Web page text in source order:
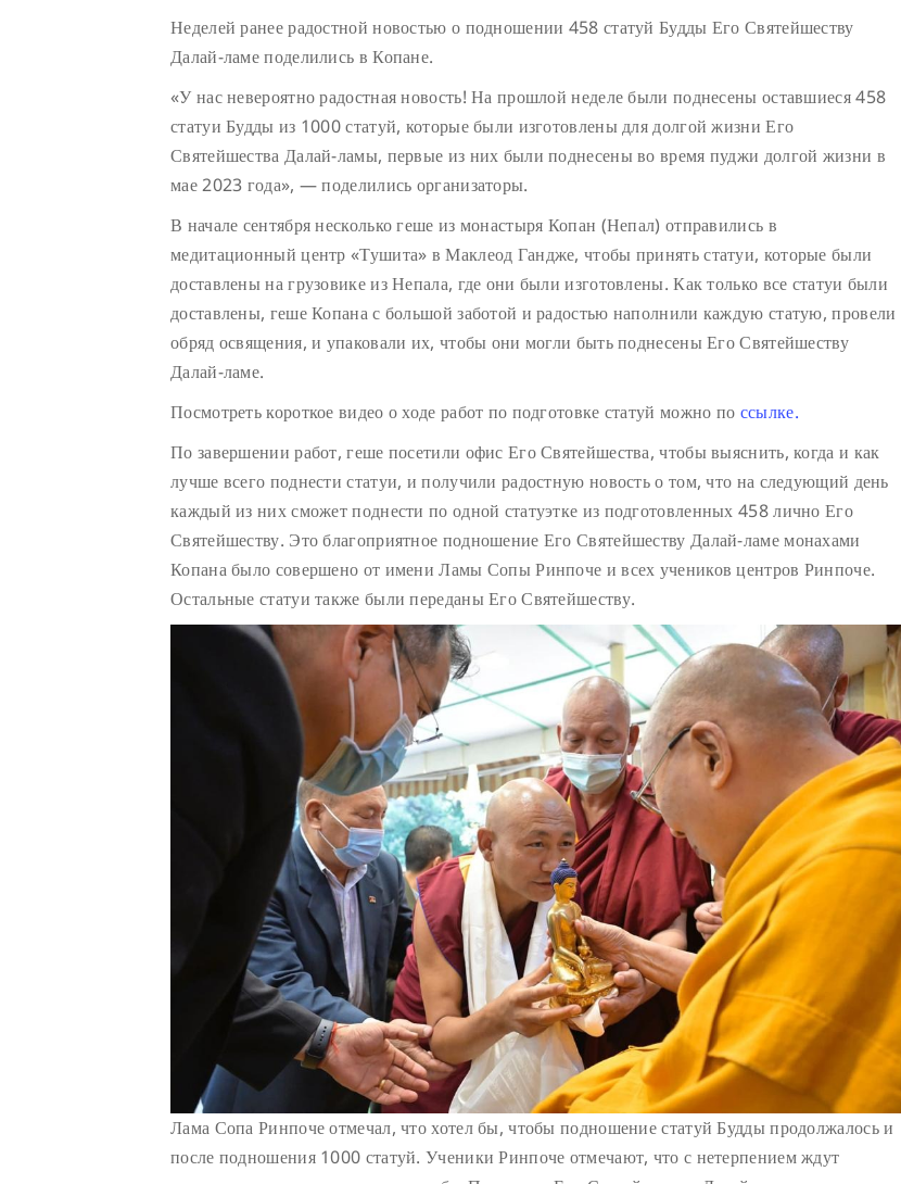
Неделей ранее радостной новостью о подношении 458 статуй Будды Его Святейшеству
Далай-ламе поделились в Копане.
«У нас невероятно радостная новость! На прошлой неделе были поднесены оставшиеся 458
статуи Будды из 1000 статуй, которые были изготовлены для долгой жизни Его
Святейшества Далай-ламы, первые из них были поднесены во время пуджи долгой жизни в
мае 2023 года», — поделились организаторы.
В начале сентября несколько геше из монастыря Копан (Непал) отправились в
медитационный центр «Тушита» в Маклеод Гандже, чтобы принять статуи, которые были
доставлены на грузовике из Непала, где они были изготовлены. Как только все статуи были
доставлены, геше Копана с большой заботой и радостью наполнили каждую статую, провели
обряд освящения, и упаковали их, чтобы они могли быть поднесены Его Святейшеству
Далай-ламе.
Посмотреть короткое видео о ходе работ по подготовке статуй можно по ссылке.
По завершении работ, геше посетили офис Его Святейшества, чтобы выяснить, когда и как
лучше всего поднести статуи, и получили радостную новость о том, что на следующий день
каждый из них сможет поднести по одной статуэтке из подготовленных 458 лично Его
Святейшеству. Это благоприятное подношение Его Святейшеству Далай-ламе монахами
Копана было совершено от имени Ламы Сопы Ринпоче и всех учеников центров Ринпоче.
Остальные статуи также были переданы Его Святейшеству.
Лама Сопа Ринпоче отмечал, что хотел бы, чтобы подношение статуй Будды продолжалось и
после подношения 1000 статуй. Ученики Ринпоче отмечают, что с нетерпением ждут